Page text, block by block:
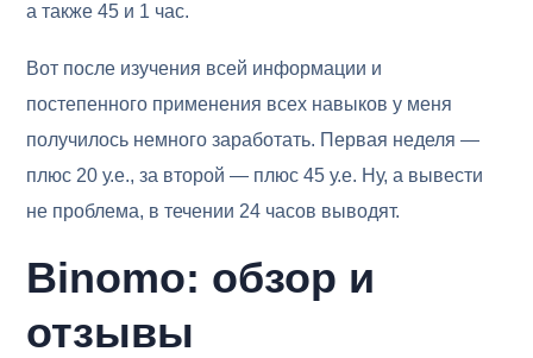
а также 45 и 1 час.
Вот после изучения всей информации и
постепенного применения всех навыков у меня
получилось немного заработать. Первая неделя —
плюс 20 у.е., за второй — плюс 45 у.е. Ну, а вывести
не проблема, в течении 24 часов выводят.
Binomo: обзор и
отзывы